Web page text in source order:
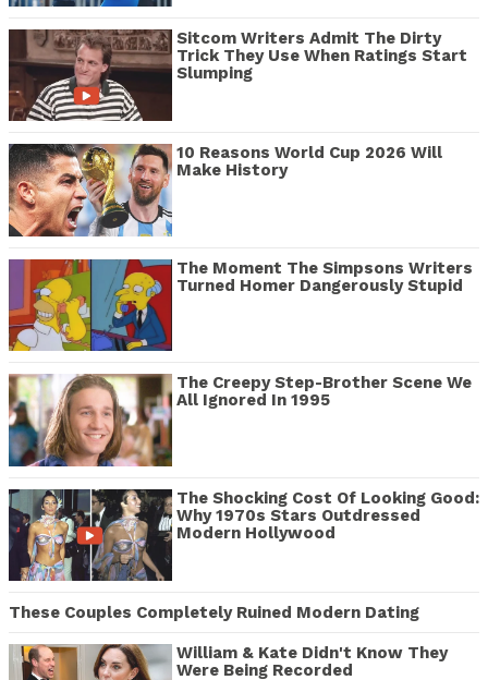
Sitcom Writers Admit The Dirty
Trick They Use When Ratings Start
Slumping
10 Reasons World Cup 2026 Will
Make History
The Moment The Simpsons Writers
Turned Homer Dangerously Stupid
The Creepy Step-Brother Scene We
All Ignored In 1995
The Shocking Cost Of Looking Good:
Why 1970s Stars Outdressed
Modern Hollywood
These Couples Completely Ruined Modern Dating
William & Kate Didn't Know They
Were Being Recorded